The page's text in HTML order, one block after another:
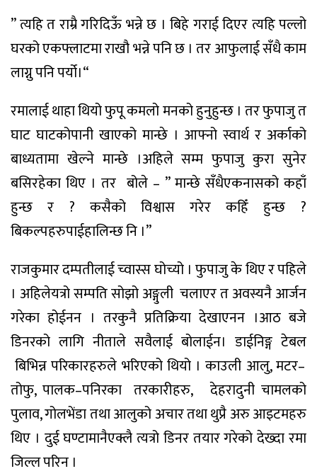
”त्यहितराम्रैगरिदिऊँभन्नेछ । बिहेगराईदिएरत्यहिपल्लो
घरकोएकफ्लाटमाराखौभन्नेपनिछ । तरआफुलाईसँधैकाम
लाग्नुपनिपर्यो।“
रमालाईथाहाथियोफुपूकमलोमनकोहुनुहुन्छ । तरफुपाजुत
घाट घाटकोपानी खाएको मान्छे । आफ्नो स्वार्थ र अर्काको
बाध्यतामा खेल्ने मान्छे ।अहिले सम्म फुपाजु कुरा सुनेर
बसिरहेका थिए । तर बोले– ”मान्छे सँधैएकनासको कहाँ
हुन्छ
र ? कसैको विश्वास गरेर कहिँ हुन्छ ?
बिकल्पहरुपाईहालिन्छनि ।”
राजकुमारदम्पतीलाईच्वास्सघोच्यो । फुपाजुकेथिएरपहिले
। अहिलेयत्रोसम्पतिसोझोअङ्गुली चलाएरतअवस्यनैआर्जन
गरेका होईनन । तरकुनै प्रतिक्रिया देखाएनन ।आठ बजे
डिनरको लागि नीताले सवैलाई बोलाईन। डाईनिङ्ग टेबल
बिभिन्नपरिकारहरुले भरिएकोथियो । काउली आलु,मटर–
तोफु, पालक–पनिरका तरकारीहरु,देहरादुनी चामलको
पुलाव,गोलभेंडातथाआलुकोअचारतथाथुप्रैअरुआइटमहरु
थिए । दुईघण्टामानैएक्लैत्यत्रोडिनरतयारगरेकोदेख्दारमा
जिल्लपरिन ।